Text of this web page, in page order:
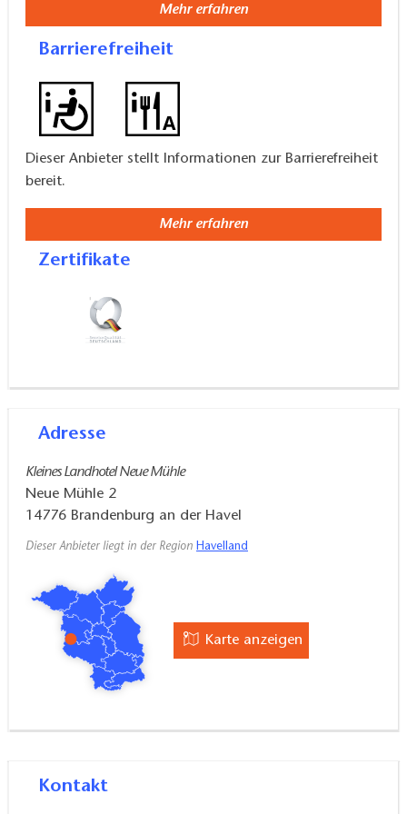
historischen Gebäuden aus verschiedenen
Jahrhunderten, präsentiert sie sich heute als lebendig
Veranstaltungen viele Besucher an.
Mehr erfahren
Barrierefreiheit
Dieser Anbieter stellt Informationen zur Barrierefreiheit
bereit.
Mehr erfahren
Zertifikate
Adresse
Kleines Landhotel Neue Mühle
Neue Mühle 2
14776 Brandenburg an der Havel
Dieser Anbieter liegt in der Region Havelland
Karte anzeigen
Kontakt